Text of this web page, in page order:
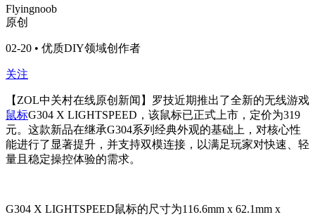
Flyingnoob
原创
02-20 • 优质DIY领域创作者
关注
【 ZOL中关村在线原创新闻 】 罗技近期推出了全新的无线游戏
鼠标G304 X LIGHTSPEED，该鼠标已正式上市，定价为319
元。这款新品在继承G304系列经典外观的基础上，对核心性
能进行了显著提升，并支持双模连接，以满足玩家对快速、轻
量且稳定操控体验的需求。
G304 X LIGHTSPEED鼠标的尺寸为116.6mm x 62.1mm x